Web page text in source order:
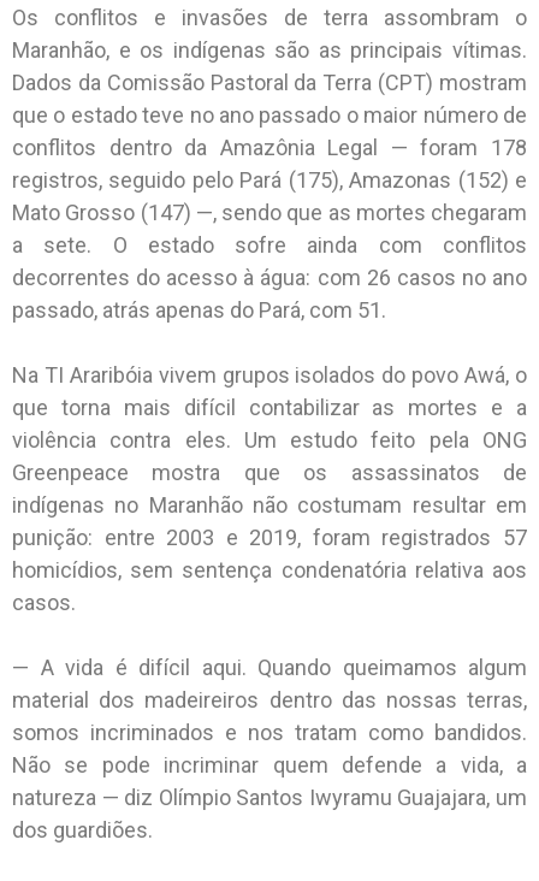
Os conflitos e invasões de terra assombram o
Maranhão, e os indígenas são as principais vítimas.
Dados da Comissão Pastoral da Terra (CPT) mostram
que o estado teve no ano passado o maior número de
conflitos dentro da Amazônia Legal — foram 178
registros, seguido pelo Pará (175), Amazonas (152) e
Mato Grosso (147) —, sendo que as mortes chegaram
a sete. O estado sofre ainda com conflitos
decorrentes do acesso à água: com 26 casos no ano
passado, atrás apenas do Pará, com 51.
Na TI Araribóia vivem grupos isolados do povo Awá, o
que torna mais difícil contabilizar as mortes e a
violência contra eles. Um estudo feito pela ONG
Greenpeace mostra que os assassinatos de
indígenas no Maranhão não costumam resultar em
punição: entre 2003 e 2019, foram registrados 57
homicídios, sem sentença condenatória relativa aos
casos.
— A vida é difícil aqui. Quando queimamos algum
material dos madeireiros dentro das nossas terras,
somos incriminados e nos tratam como bandidos.
Não se pode incriminar quem defende a vida, a
natureza — diz Olímpio Santos Iwyramu Guajajara, um
dos guardiões.